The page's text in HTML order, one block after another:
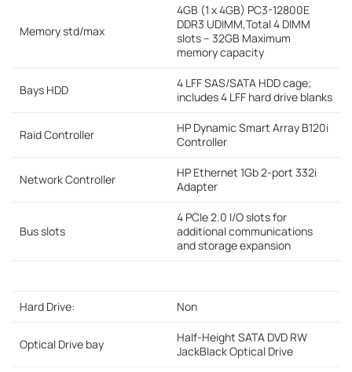
Memory std/max
4GB (1 x 4GB) PC3-12800E
DDR3 UDIMM,Total 4 DIMM
slots – 32GB Maximum
memory capacity
Bays HDD
4 LFF SAS/SATA HDD cage;
includes 4 LFF hard drive blanks
Raid Controller
HP Dynamic Smart Array B120i
Controller
Network Controller
HP Ethernet 1Gb 2-port 332i
Adapter
Bus slots
4 PCIe 2.0 I/O slots for
additional communications
and storage expansion
Hard Drive: Non
Optical Drive bay
Half-Height SATA DVD RW
JackBlack Optical Drive